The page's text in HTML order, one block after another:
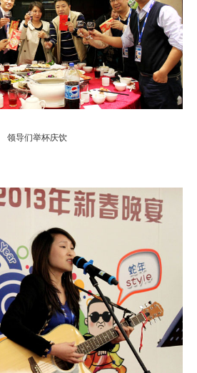
领导们举杯庆饮